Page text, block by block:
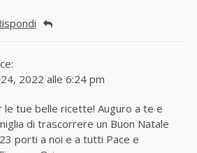
2022 alle 6:24 pm
le tue belle ricette! Auguro a te e
di trascorrere un Buon Natale
porti a noi e a tutti Pace e